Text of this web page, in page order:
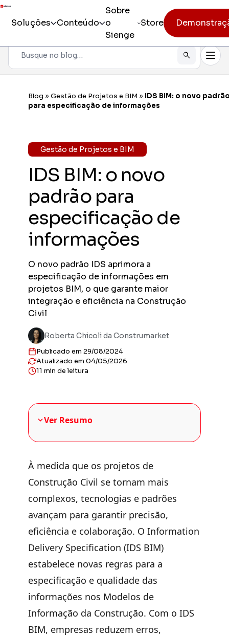
Soluções Conteúdo
Sobre
o
Sienge
Store
Todos os produtos
Incorporação
Obra
Pós-vendas
Pesquisar
Blog » Gestão de Projetos e BIM » IDS BIM: o novo
para especificação de informações
Gestão de Projetos e BIM
IDS BIM: o novo
padrão para
especificação de
informações
O novo padrão IDS aprimora a
especificação de informações em
projetos BIM, o que garante maior
integração e eficiência na Construção
Civil
Roberta Chicoli da Construmarket
Publicado em 29/08/2024
Atualizado em 04/05/2026
11 min de leitura
Ver Resumo
À medida que os projetos de
Construção Civil se tornam mais
complexos, tecnologias e padrões
avançam para garantir precisão,
eficiência e colaboração. O Information
Delivery Specification (IDS BIM)
estabelece novas regras para a
especificação e qualidade das
informações nos Modelos de
Informação da Construção. Com o IDS
BIM, empresas reduzem erros,